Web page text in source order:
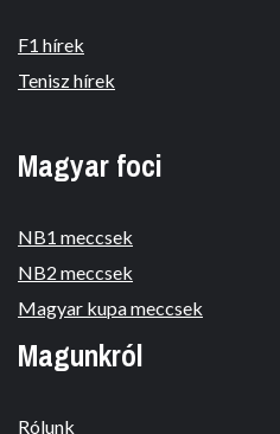
F1 hírek
Tenisz hírek
Magyar foci
NB1 meccsek
NB2 meccsek
Magyar kupa meccsek
Magunkról
Rólunk